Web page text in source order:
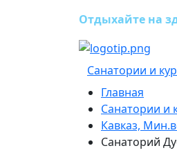
Отдыхайте на
Санатории и
Главная
Санатории и
Кавказ,
Санаторий